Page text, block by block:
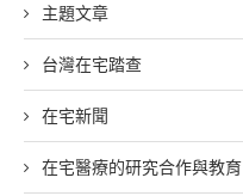
主題文章
台灣在宅踏查
在宅新聞
在宅醫療的研究合作與教育